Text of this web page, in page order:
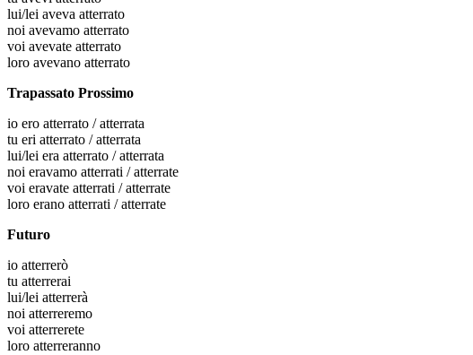
lui/lei aveva atterrato
noi avevamo atterrato
voi avevate atterrato
loro avevano atterrato
Trapassato Prossimo
io ero atterrato / atterrata
tu eri atterrato / atterrata
lui/lei era atterrato / atterrata
noi eravamo atterrati / atterrate
voi eravate atterrati / atterrate
loro erano atterrati / atterrate
Futuro
io atterrerò
tu atterrerai
lui/lei atterrerà
noi atterreremo
voi atterrerete
loro atterreranno